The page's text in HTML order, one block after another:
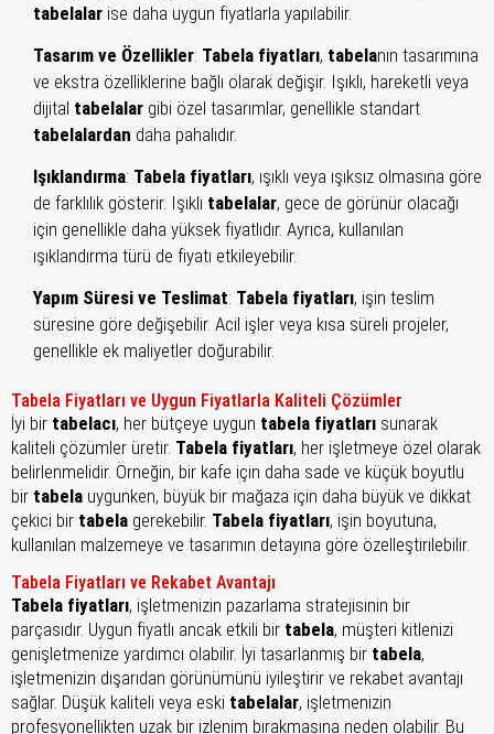
tabelalar ise daha uygun fiyatlarla yapılabilir.
Tasarım ve Özellikler: Tabela fiyatları, tabelanın tasarımına
ve ekstra özelliklerine bağlı olarak değişir. Işıklı, hareketli veya
dijital tabelalar gibi özel tasarımlar, genellikle standart
tabelalardan daha pahalıdır.
Işıklandırma: Tabela fiyatları, ışıklı veya ışıksız olmasına göre
de farklılık gösterir. Işıklı tabelalar, gece de görünür olacağı
için genellikle daha yüksek fiyatlıdır. Ayrıca, kullanılan
ışıklandırma türü de fiyatı etkileyebilir.
Yapım Süresi ve Teslimat: Tabela fiyatları, işin teslim
süresine göre değişebilir. Acil işler veya kısa süreli projeler,
genellikle ek maliyetler doğurabilir.
Tabela Fiyatları ve Uygun Fiyatlarla Kaliteli Çözümler
İyi bir tabelacı, her bütçeye uygun tabela fiyatları sunarak
kaliteli çözümler üretir. Tabela fiyatları, her işletmeye özel olarak
belirlenmelidir. Örneğin, bir kafe için daha sade ve küçük boyutlu
bir tabela uygunken, büyük bir mağaza için daha büyük ve dikkat
çekici bir tabela gerekebilir. Tabela fiyatları, işin boyutuna,
kullanılan malzemeye ve tasarımın detayına göre özelleştirilebilir.
Tabela Fiyatları ve Rekabet Avantajı
Tabela fiyatları, işletmenizin pazarlama stratejisinin bir
parçasıdır. Uygun fiyatlı ancak etkili bir tabela, müşteri kitlenizi
genişletmenize yardımcı olabilir. İyi tasarlanmış bir tabela,
işletmenizin dışarıdan görünümünü iyileştirir ve rekabet avantajı
sağlar. Düşük kaliteli veya eski tabelalar, işletmenizin
profesyonellikten uzak bir izlenim bırakmasına neden olabilir. Bu